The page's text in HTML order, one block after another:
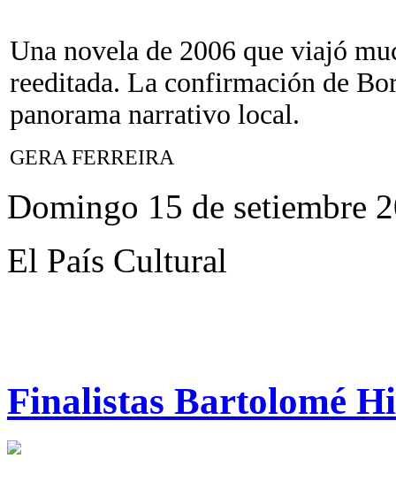
Una novela de 2006 que viajó
reeditada. La confirmación de
panorama narrativo local.
GERA FERREIRA
Domingo 15 de setiembre
El País Cultural
Finalistas Bartolomé